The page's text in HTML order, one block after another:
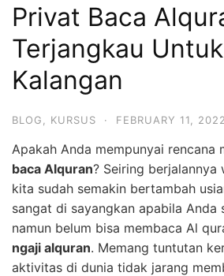
Privat Baca
Terjangkau
Kalangan
BLOG KURSUS · FEBRUARY 11, 2022
Apakah Anda mempunyai rencana
baca Alquran? Seiring
kita sudah semakin bertambah
sangat di sayangkan apabila Anda
namun belum bisa membaca Al
ngaji alquran. Memang tuntutan
aktivitas di dunia tidak jarang